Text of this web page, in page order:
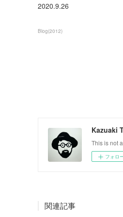
2020.9.26
Blog(2012)
Kazuaki
This is not
フォロ
関連記事